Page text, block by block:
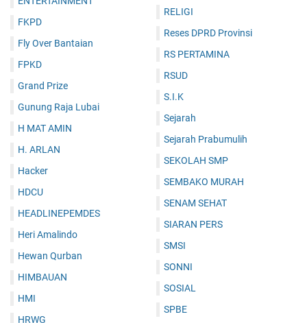
FKPD
Fly Over Bantaian
FPKD
Grand Prize
Gunung Raja Lubai
H MAT AMIN
H. ARLAN
Hacker
HDCU
HEADLINEPEMDES
Heri Amalindo
Hewan Qurban
HIMBAUAN
HMI
HRWG
RELIGI
Reses DPRD Provinsi
RS PERTAMINA
RSUD
S.I.K
Sejarah
Sejarah Prabumulih
SEKOLAH SMP
SEMBAKO MURAH
SENAM SEHAT
SIARAN PERS
SMSI
SONNI
SOSIAL
SPBE